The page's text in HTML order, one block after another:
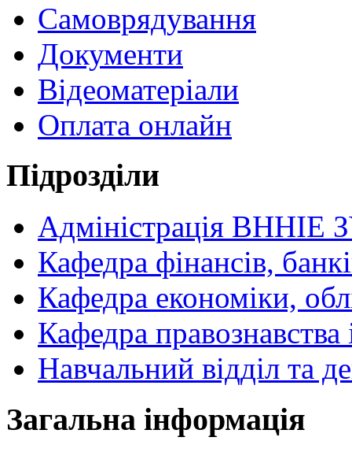
Самоврядування
Документи
Відеоматеріали
Оплата онлайн
Підрозділи
Адміністрація ВННІЕ
Кафедра фінансів,
Кафедра економіки,
Кафедра
Навчальний відділ та
Загальна інформація